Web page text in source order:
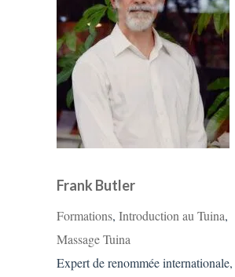
Frank Butler
Formations, Introduction au Tuina,
Massage Tuina
Expert de renommée internationale,